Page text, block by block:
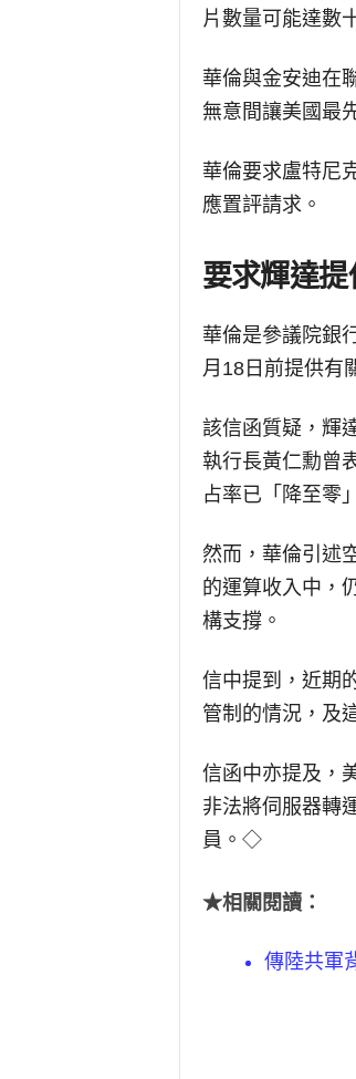
片數量可能達數
華倫與金安迪在
無意間讓美國最
華倫要求盧特尼
應置評請求。
要求輝達
華倫是參議院銀
月18日前提供有
該信函質疑，輝
執行長黃仁勳曾
占率已「降至零
然而，華倫引述
的運算收入中，
構支撐。
信中提到，近期
管制的情況，及
信函中亦提及，
非法將伺服器轉
員。◇
★相關閱讀：
傳陸共軍